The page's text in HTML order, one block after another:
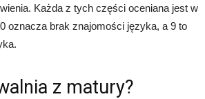
Każda z tych części oceniana jest w
oznacza brak znajomości języka, a 9 to
z matury?